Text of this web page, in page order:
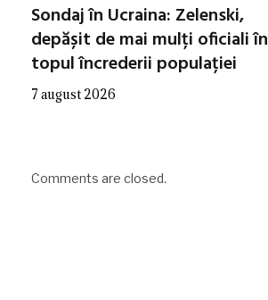
Sondaj în Ucraina: Zelenski,
depășit de mai mulți oficiali în
topul încrederii populației
7 august 2026
Comments are closed.